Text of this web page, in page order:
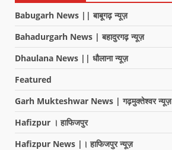
Babugarh News || बाबूगढ़ न्यूज़
Bahadurgarh News | बहादुरगढ़ न्यूज़
Dhaulana News || धौलाना न्यूज़
Featured
Garh Mukteshwar News | गढ़मुक्तेश्वर न्यूज़
Hafizpur । हाफिजपुर
Hafizpur News |। हाफिजपुर न्यूज़